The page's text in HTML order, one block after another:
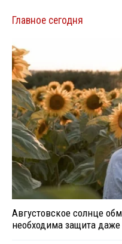
Главное сегодня
Августовское солнце
необходима защита